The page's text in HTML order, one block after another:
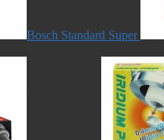
Bosch Standard Super